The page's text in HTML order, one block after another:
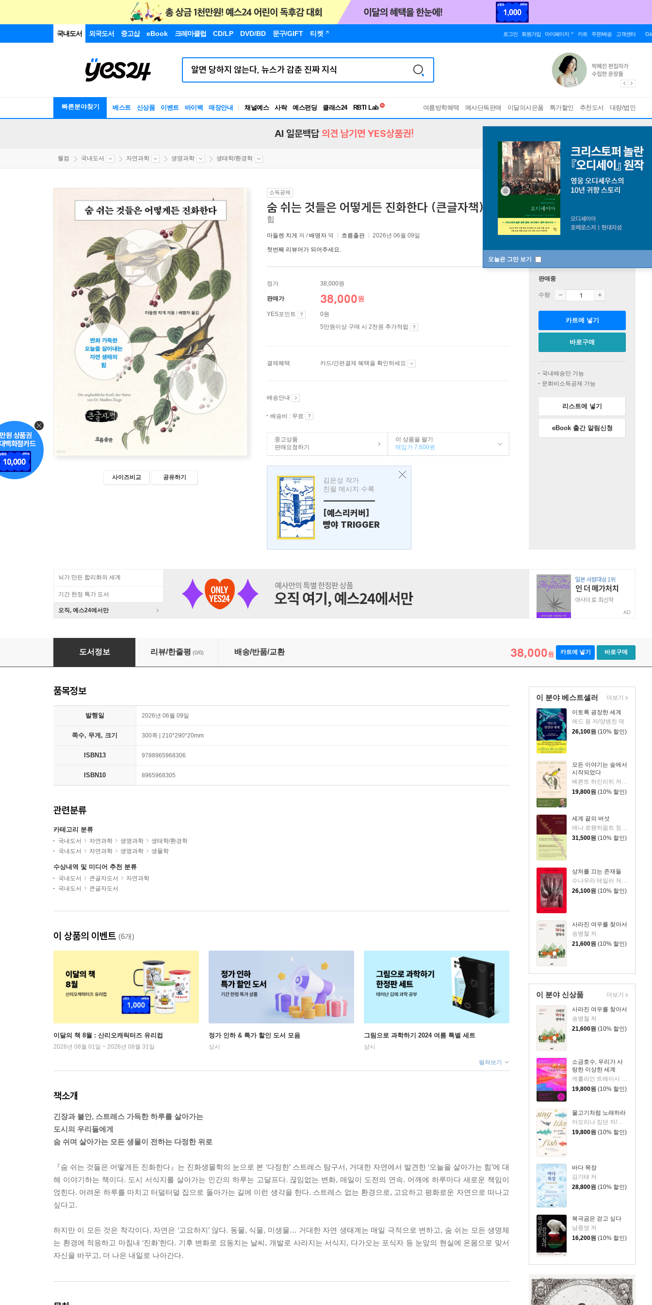
국내도서 외국도서 중고샵 eBook 크레마클럽 CD/LP DVD/BD 문구/GIFT 티켓 로그인 회원가입 마이페이지 카트 주문/배송 고객센터
빠른분야찾기 베스트 신상품 이벤트 바이백 매장안내 채널예스 사락 예스펀딩 클래스24
독서유형검사
여름방학혜택 예사단독판매 이달의사은품 특가할인 추천도서 대량/법인
오늘은 그만 보기
AI 일문백답 의견 남기면 YES상품권!
웰컴 국내도서 자연과학 생명과학 생태학/환경학
사이즈비교 공유하기
소득공제
숨 쉬는 것들은 어떻게든 진화한다 (큰글자책)
변화 가득한 오늘을 살아내는 자연 생태의
힘
마들렌 치게 저 /배명자 역 흐름출판 2026년 06월 09일
첫번째 리뷰어가 되어주세요.
정가 38,000원
판매가 38,000원
YES포인트
0원
5만원이상 구매 시 2천원 추가적립
결제혜택 카드/간편결제 혜택을 확인하세요
배송안내
배송비 : 무료
중고상품
판매요청하기
이 상품을 팔기
매입가 7,600원
김은성 작가
친필 메시지 수록
---------------
[예스리커버]
빵야 TRIGGER
판매중
수량
카트에 넣기
바로구매
국내배송만 가능
문화비소득공제 가능
리스트에 넣기
eBook 출간 알림신청
뇌가 만든 합리화의 세계
기간 한정 특가 도서
오직, 예스24에서만 AD
숨 쉬는 것들은 어떻게든 진화한다 (큰글자책)
도서정보 리뷰/한줄평 (0/0) 배송/반품/교환 38,000원 카트에 넣기 바로구매
이 분야 베스트셀러
이토록 굉장한 세계
에드 용 저/양병찬 역
26,100원 (10% 할인)
모든 이야기는 숲에서
시작되었다
베른트 하인리히 저/강유리 역
19,800원 (10% 할인)
세계 끝의 버섯
31,500원 (10% 할인)
상처를 끄는 존재들
수나우라 테일러 저/송은주 역
26,100원 (10% 할인)
사라진 여우를 찾아서
송병철 저
21,600원 (10% 할인)
더보기
이 분야 신상품
사라진 여우를 찾아서
송병철 저
21,600원 (10% 할인)
소금호수, 우리가 사
랑한 이상한 세계
19,800원 (10% 할인)
물고기처럼 노래하라
19,800원 (10% 할인)
바다 목장
김기태 저
28,800원 (10% 할인)
북극곰은 걷고 싶다
남종영 저
16,200원 (10% 할인)
더보기
품목정보
발행일 2026년 06월 09일
쪽수, 무게, 크기 300쪽 | 210*290*20mm
ISBN13 9788965968306
ISBN10 8965968305
관련분류
카테고리 분류
국내도서 자연과학 생명과학
생태학/환경학
국내도서
자연과학 생명과학 생물학
수상내역 및 미디어 추천 분류
국내도서 큰글자도서
자연과학
국내도서
큰글자도서
이 상품의 이벤트 (6개)
이달의 책 8월 : 산리오캐릭터즈 유리컵
2026년 08월 01일 ~ 2026년 08월 31일
정가 인하 & 특가 할인 도서 모음
상시
그림으로 과학하기 2024 여름 특별 세트
상시
펼쳐보기
책소개
긴장과 불안, 스트레스 가득한 하루를 살아가는
도시의 우리들에게
숨 쉬며 살아가는 모든 생물이 전하는 다정한 위로
『숨 쉬는 것들은 어떻게든 진화한다』는 진화생물학의 눈으로 본 ‘다정한’ 스트레스 탐구서, 거대한 자연에서 발견한 ‘오늘을 살아가는 힘’에 대
해 이야기하는 책이다. 도시 서식지를 살아가는 인간의 하루는 고달프다. 끊임없는 변화, 매일이 도전의 연속. 어깨에 하루마다 새로운 책임이
얹힌다. 어려운 하루를 마치고 터덜터덜 집으로 돌아가는 길에 이런 생각을 한다. 스트레스 없는 환경으로, 고요하고 평화로운 자연으로 떠나고
싶다고.
하지만 이 모든 것은 착각이다. 자연은 ‘고요하지’ 않다. 동물, 식물, 미생물… 거대한 자연 생태계는 매일 극적으로 변하고, 숨 쉬는 모든 생명체
는 환경에 적응하고 마침내 ‘진화’한다. 기후 변화로 요동치는 날씨, 개발로 사라지는 서식지, 다가오는 포식자 등 눈앞의 현실에 온몸으로 맞서
자신을 바꾸고, 더 나은 내일로 나아간다.